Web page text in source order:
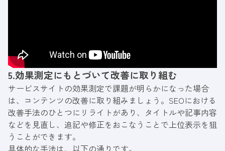
5.効果測定にもとづいて改善に取り組む
サービスサイトの効果測定で課題が明らかになった場合
は、コンテンツの改善に取り組みましょう。SEOにおける
改善手法のひとつにリライトがあり、タイトルや記事内容
などを見直し、追記や修正をおこなうことで上位表示を狙
うことができます。
具体的な手法は、以下の通りです。